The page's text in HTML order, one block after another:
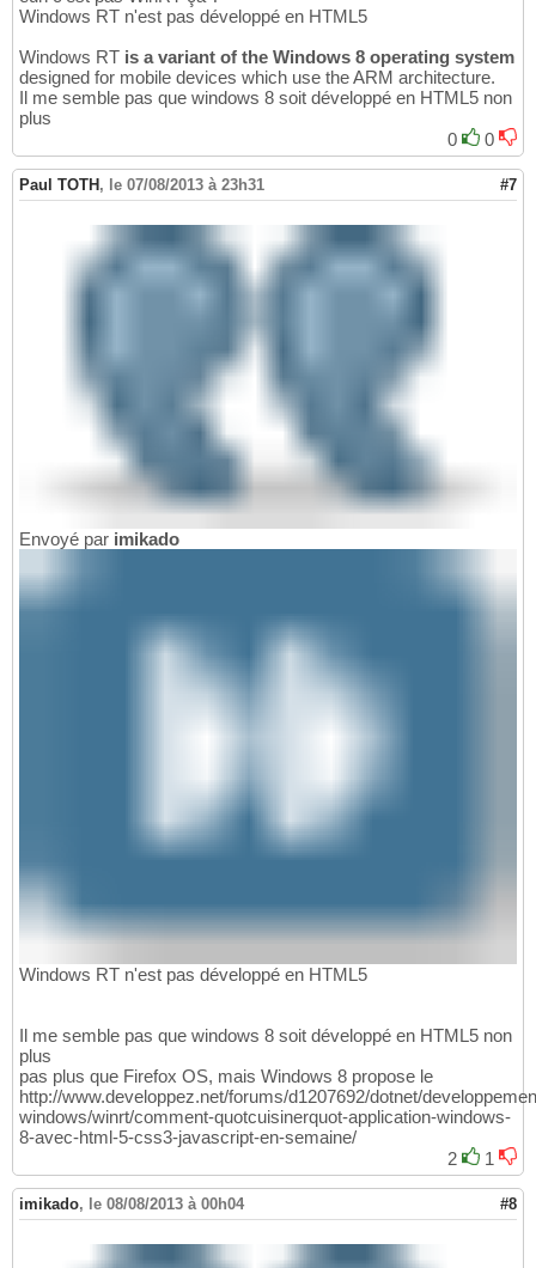
Windows RT n'est pas développé en HTML5
Windows RT is a variant of the Windows 8 operating system
designed for mobile devices which use the ARM architecture.
Il me semble pas que windows 8 soit développé en HTML5 non
plus
0
0
Paul TOTH , le 07/08/2013 à 23h31 #7
Envoyé par imikado
Windows RT n'est pas développé en HTML5
Il me semble pas que windows 8 soit développé en HTML5 non
plus
pas plus que Firefox OS, mais Windows 8 propose le
http://www.developpez.net/forums/d1207692/dotnet/
windows/winrt/comment-quotcuisinerquot-application-windows-
8-avec-html-5-css3-javascript-en-semaine/
2
1
imikado, le 08/08/2013 à 00h04 #8